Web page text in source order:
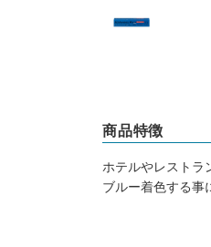
商品特徴
ホテルやレストラ
ブルー着色する事